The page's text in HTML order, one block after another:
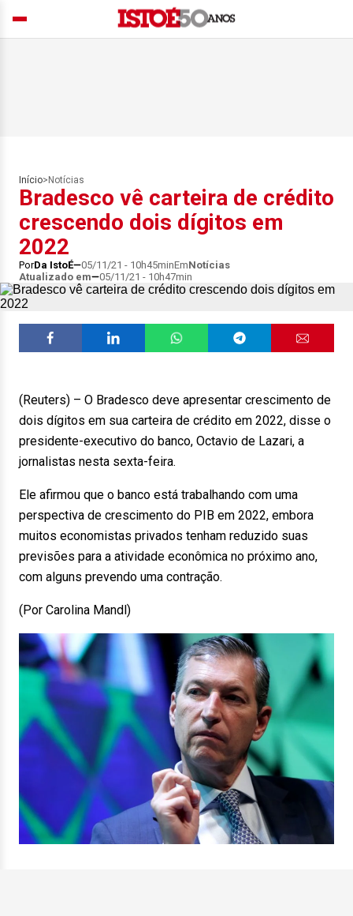
Início> Notícias
Bradesco vê carteira de crédito
crescendo dois dígitos em
2022
PorDa IstoÉ 05/11/21 - 10h45minEmNotícias
Atualizado em
05/11/21 - 10h47min
(Reuters) – O Bradesco deve apresentar crescimento de
dois dígitos em sua carteira de crédito em 2022, disse o
presidente-executivo do banco, Octavio de Lazari, a
jornalistas nesta sexta-feira.
Ele afirmou que o banco está trabalhando com uma
perspectiva de crescimento do PIB em 2022, embora
muitos economistas privados tenham reduzido suas
previsões para a atividade econômica no próximo ano,
com alguns prevendo uma contração.
(Por Carolina Mandl)